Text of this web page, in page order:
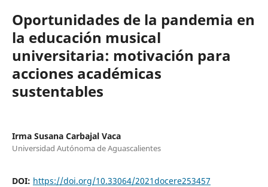
Oportunidades de la pandemia en
la educación musical
universitaria: motivación para
acciones académicas
sustentables
Irma Susana Carbajal Vaca
Universidad Autónoma de Aguascalientes
DOI: https://doi.org/10.33064/2021docere253457